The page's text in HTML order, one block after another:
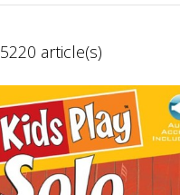
article(s)